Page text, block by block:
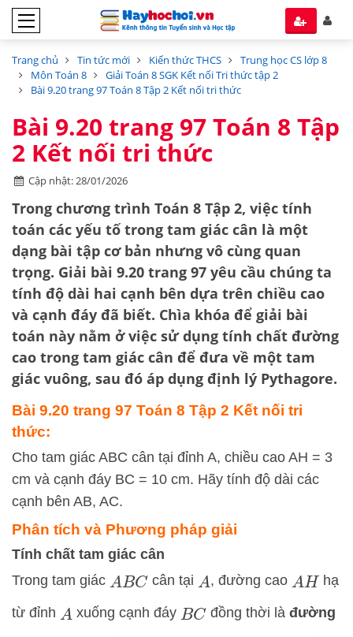
Trang chủ Tin tức mới Kiến thức THCS
Trung học CS lớp 8
Môn Toán 8
Giải Toán 8 SGK Kết nối Tri thức tập 2
Bài 9.20 trang 97 Toán 8 Tập 2 Kết nối tri thức
Bài 9.20 trang 97 Toán 8 Tập
2 Kết nối tri thức
Cập nhật: 28/01/2026
Trong chương trình Toán 8 Tập 2, việc tính
toán các yếu tố trong tam giác cân là một
dạng bài tập cơ bản nhưng vô cùng quan
trọng. Giải bài 9.20 trang 97 yêu cầu chúng ta
tính độ dài hai cạnh bên dựa trên chiều cao
và cạnh đáy đã biết. Chìa khóa để giải bài
toán này nằm ở việc sử dụng tính chất đường
cao trong tam giác cân để đưa về một tam
giác vuông, sau đó áp dụng định lý Pythagore.
Bài 9.20 trang 97 Toán 8 Tập 2 Kết nối tri
thức:
Cho tam giác ABC cân tại đỉnh A, chiều cao AH = 3
cm và cạnh đáy BC = 10 cm. Hãy tính độ dài các
cạnh bên AB, AC.
Phân tích và Phương pháp giải
Tính chất tam giác cân
Trong tam giác ABCcân tại A, đường cao AH hạ
từ đỉnh A xuống cạnh đáy BCđồng thời là đường